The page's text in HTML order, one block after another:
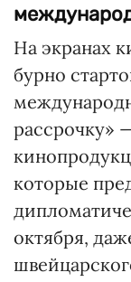
На экранах
бурно
рассрочку»
которые
октября,